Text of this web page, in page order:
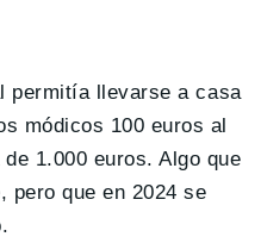
permitía llevarse a casa
módicos 100 euros al
1.000 euros. Algo que
pero que en 2024 se